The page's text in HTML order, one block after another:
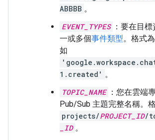
ABBBB 。
EVENT_TYPES ：要在目
一或多個事件類型。格式
如
1.created' 。
TOPIC_NAME ：您在雲端
Pub/Sub 主題完整名稱。
projects/PROJECT_ID/
_ID 。